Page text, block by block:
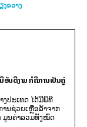
ງຂວາງ
ນດີງາມ ກໍຄືການເປັນຄູ່
ງປະເທດ ໄດ້ມີພິທີ
ານຊ່ວຍເຫຼືອລ້າຈາກ
ມູນຄ່າລວມທັງໝົດ